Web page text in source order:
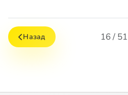
Назад 16 / 51